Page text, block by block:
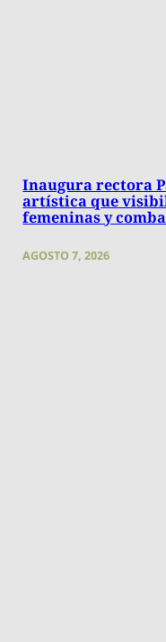
Inaugura rectora
artística que
femeninas y
AGOSTO 7, 2026